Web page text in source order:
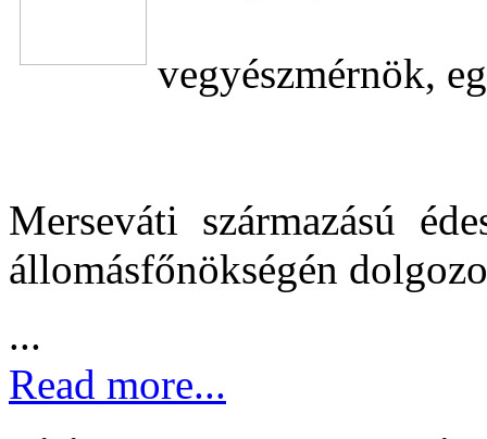
vegyészmérnök,
Merseváti származású
állomásfőnökségén
...
Read more...